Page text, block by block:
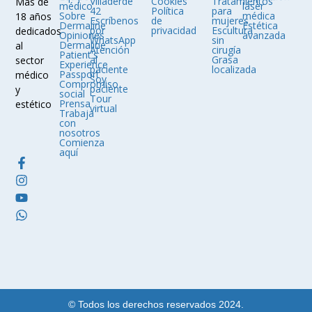
18 años
dedicados
al
sector
médico
y
estético
láser
médica
Estética
avanzada
para
mujeres
Escultura
sin
cirugía
Grasa
localizada
Política
de
privacidad
42
Escríbenos
por
WhatsApp
Atención
al
paciente
Soy
paciente
Tour
virtual
médico
Sobre
Dermaline
Opiniones
Dermaline
Patient's
Experience
Passport
Compromiso
social
Prensa
Trabaja
con
nosotros
Comienza
aquí
© Todos los derechos reservados 2024.